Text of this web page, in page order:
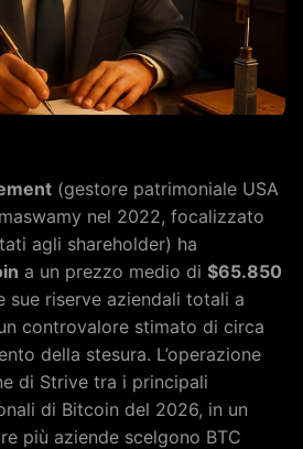
(gestore patrimoniale USA
nel 2022, focalizzato
agli shareholder) ha
a un prezzo medio di $65.850
sue riserve aziendali totali a
controvalore stimato di circa
della stesura. L’operazione
di Strive tra i principali
di Bitcoin del 2026, in un
più aziende scelgono BTC